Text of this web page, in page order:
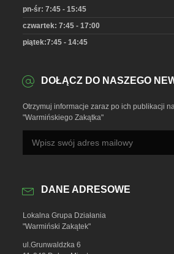
pn-śr: 7:45 - 15:45
czwartek: 7:45 - 17:00
piątek:7:45 - 14:45
DOŁĄCZ DO NASZEGO
Otrzymuj informacje zaraz po ich publikacji
"Warmińskiego Zakątka"
DANE ADRESOWE
Lokalna Grupa Działania
"Warmiński Zakątek"
ul.Grunwaldzka 6